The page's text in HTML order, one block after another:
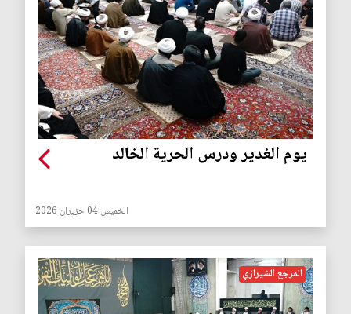
يوم الغدير ودرس الحرية الخالد
الخميس 04 حزيران 2026
المرجع الشيرازي